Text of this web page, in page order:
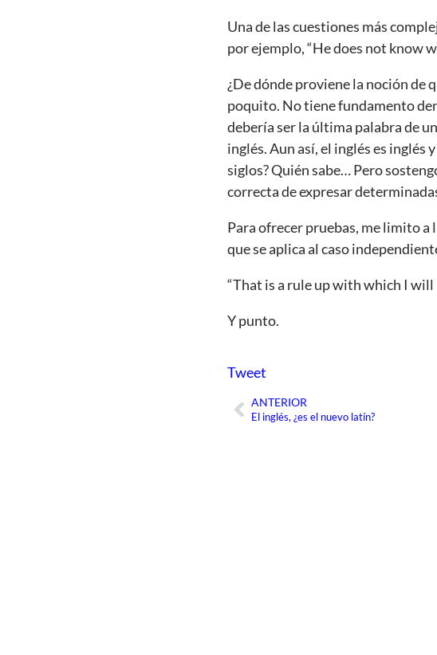
Una de las cuestiones más
por ejemplo, “He does not know
¿De dónde proviene la noción de
poquito. No tiene fundamento
debería ser la última palabra de
inglés. Aun así, el inglés es inglés
siglos? Quién sabe… Pero
correcta de expresar
Para ofrecer pruebas, me limito
que se aplica al caso
“That is a rule up with which I
Y punto.
Tweet
AntANTERIOR
El inglés, ¿es el nuevo latín?